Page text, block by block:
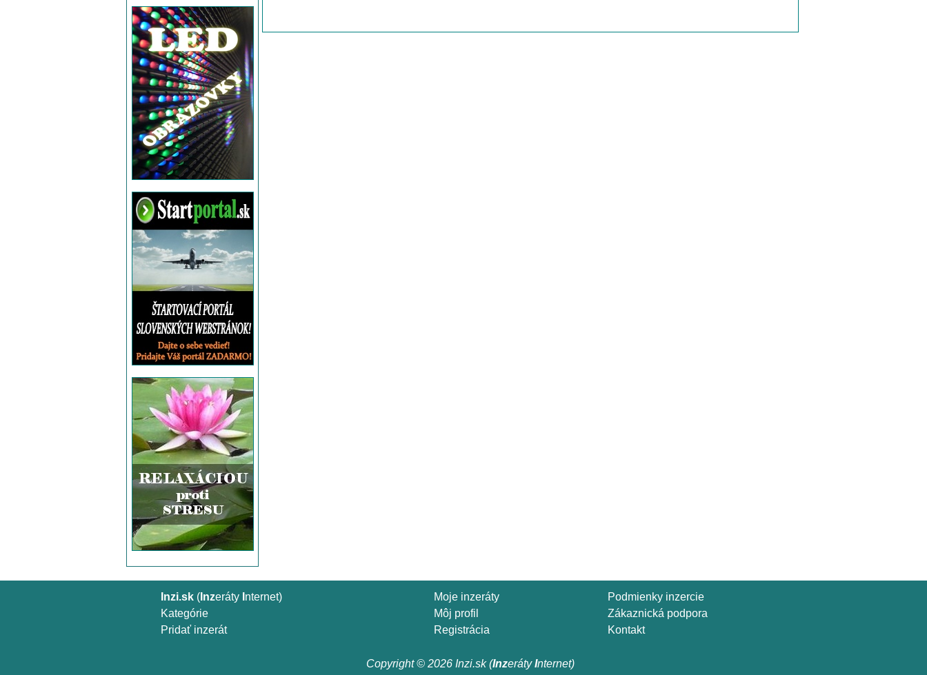
Inzi.sk(Inzeráty nternet)
Kategórie
Pridať inzerát
Moje inzeráty
Môj profil
Registrácia
Podmienky inzercie
Zákaznická podpora
Kontakt
Copyright © 2026 Inzi.sk (InzerátyInternet)